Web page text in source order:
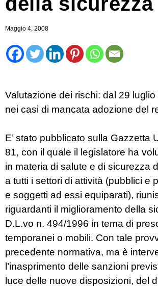
Maggio 4, 2008
Valutazione dei rischi: dal 29
nei casi di mancata adozione del
E’ stato pubblicato sulla Gazzetta
81, con il quale il legislatore ha
in materia di salute e di sicurezza
a tutti i settori di attività (pubblici e
e soggetti ad essi equiparati),
riguardanti il miglioramento della
D.L.vo n. 494/1996 in tema di
temporanei o mobili. Con tale
precedente normativa, ma è
l’inasprimento delle sanzioni
luce delle nuove disposizioni, del